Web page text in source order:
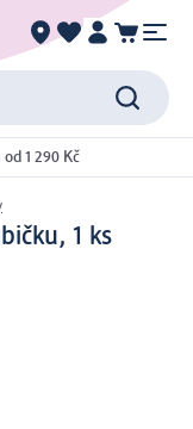
1 290 Kč
1 ks